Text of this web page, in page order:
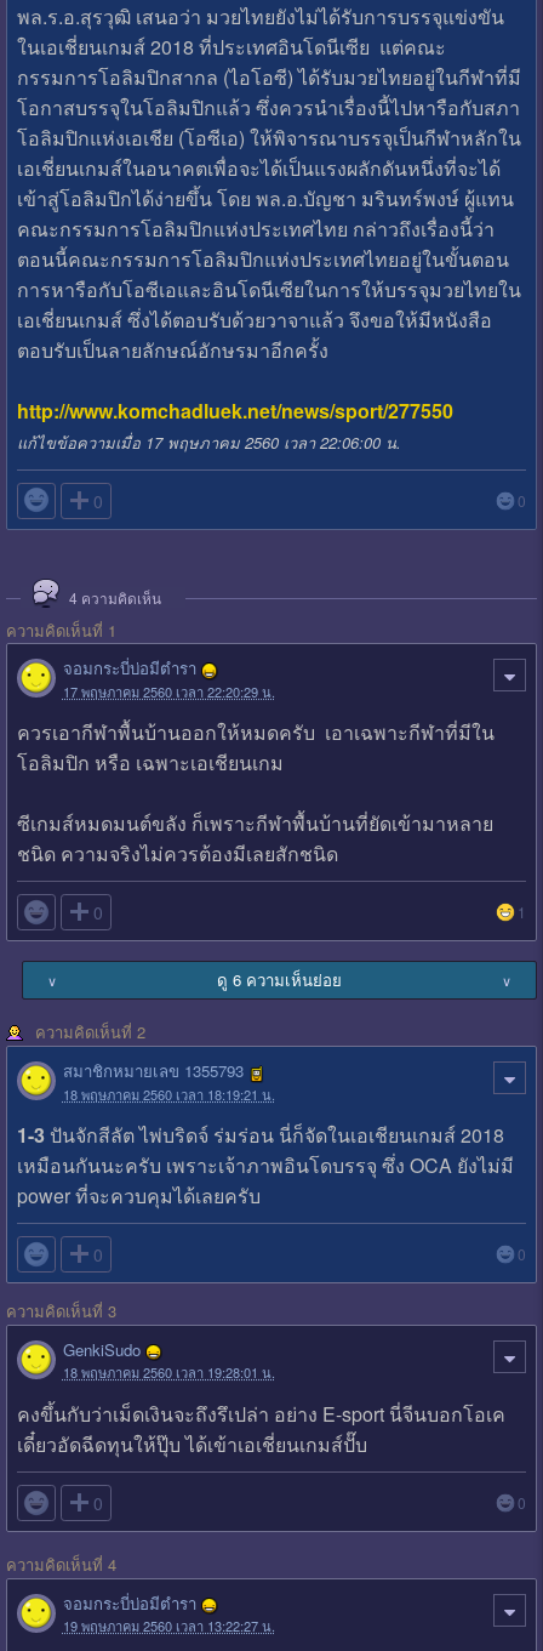
พล.ร.อ.สุรวุฒิ เสนอว่า มวยไทยยังไม่ได้รับการบรรจุแข่งขัน
ในเอเชี่ยนเกมส์ 2018 ที่ประเทศอินโดนีเซีย แต่คณะ
กรรมการโอลิมปิกสากล (ไอโอซี) ได้รับมวยไทยอยู่ในกีฬาที่มี
โอกาสบรรจุในโอลิมปิกแล้ว ซึ่งควรนำเรื่องนี้ไปหารือกับสภา
โอลิมปิกแห่งเอเชีย (โอซีเอ) ให้พิจารณาบรรจุเป็นกีฬาหลักใน
เอเชี่ยนเกมส์ในอนาคตเพื่อจะได้เป็นแรงผลักดันหนึ่งที่จะได้
เข้าสู่โอลิมปิกได้ง่ายขึ้น โดย พล.อ.บัญชา มรินทร์พงษ์ ผู้แทน
คณะกรรมการโอลิมปิกแห่งประเทศไทย กล่าวถึงเรื่องนี้ว่า
ตอนนี้คณะกรรมการโอลิมปิกแห่งประเทศไทยอยู่ในขั้นตอน
การหารือกับโอซีเอและอินโดนีเซียในการให้บรรจุมวยไทยใน
เอเชี่ยนเกมส์ ซึ่งได้ตอบรับด้วยวาจาแล้ว จึงขอให้มีหนังสือ
ตอบรับเป็นลายลักษณ์อักษรมาอีกครั้ง
http://www.komchadluek.net/news/sport/277550
แก้ไขข้อความเมื่อ 17 พฤษภาคม 2560 เวลา 22:06:00 น.
 0 0
4 ความคิดเห็น
ความคิดเห็นที่ 1
จอมกระบี่บ่อมีตำรา
17 พฤษภาคม 2560 เวลา 22:20:29 น.
ควรเอากีฬาพื้นบ้านออกให้หมดครับ เอาเฉพาะกีฬาที่มีใน
โอลิมปิก หรือ เฉพาะเอเชียนเกม
ซีเกมส์หมดมนต์ขลัง ก็เพราะกีฬาพื้นบ้านที่ยัดเข้ามาหลาย
ชนิด ความจริงไม่ควรต้องมีเลยสักชนิด
 0 1
∨ ดู 6 ความเห็นย่อย ∨
ความคิดเห็นที่ 2
สมาชิกหมายเลข 1355793
18 พฤษภาคม 2560 เวลา 18:19:21 น.
1-3ปันจักสีลัต ไพ่บริดจ์ ร่มร่อน นี่ก็จัดในเอเชียนเกมส์ 2018
เหมือนกันนะครับ เพราะเจ้าภาพอินโดบรรจุ ซึ่ง OCA ยังไม่มี
power ที่จะควบคุมได้เลยครับ
 0 0
ความคิดเห็นที่ 3
GenkiSudo
18 พฤษภาคม 2560 เวลา 19:28:01 น.
คงขึ้นกับว่าเม็ดเงินจะถึงรึเปล่า อย่าง E-sport นี่จีนบอกโอเค
เดี๋ยวอัดฉีดทุนให้ปุ๊บ ได้เข้าเอเชี่ยนเกมส์ปั๊บ
 0 0
ความคิดเห็นที่ 4
จอมกระบี่บ่อมีตำรา
19 พฤษภาคม 2560 เวลา 13:22:27 น.